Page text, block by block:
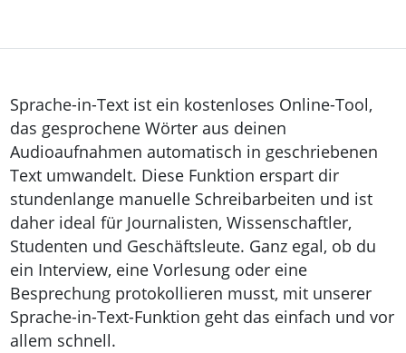
Sprache-in-Text ist ein kostenloses Online-Tool,
das gesprochene Wörter aus deinen
Audioaufnahmen automatisch in geschriebenen
Text umwandelt. Diese Funktion erspart dir
stundenlange manuelle Schreibarbeiten und ist
daher ideal für Journalisten, Wissenschaftler,
Studenten und Geschäftsleute. Ganz egal, ob du
ein Interview, eine Vorlesung oder eine
Besprechung protokollieren musst, mit unserer
Sprache-in-Text-Funktion geht das einfach und vor
allem schnell.